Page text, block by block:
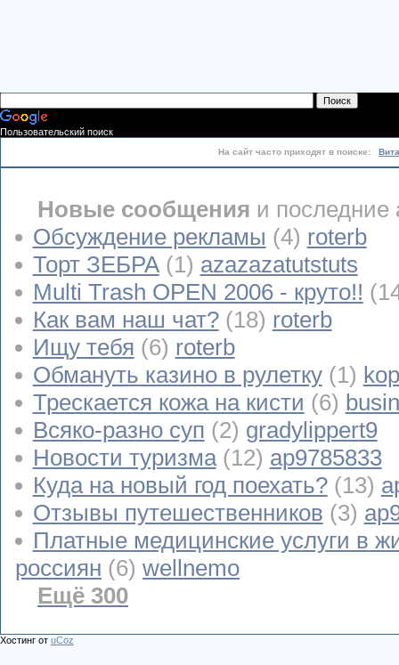
Пользовательский поиск
На сайт часто приходят в поиске:
Новые сообщения и последние
Обсуждение рекламы (4) roterb
Торт ЗЕБРА (1) azazazatutstuts
Multi Trash OPEN 2006 - круто!!
Как вам наш чат? (18) roterb
Ищу тебя (6) roterb
Обмануть казино в рулетку (1)
Трескается кожа на кисти (6)
Всяко-разно суп (2) gradylippert9
Новости туризма (12) ap9785833
Куда на новый год поехать? (13)
Отзывы путешественников (3)
Платные медицинские услуги в
россиян (6) wellnemo
Ещё 300
Хостинг от uCoz